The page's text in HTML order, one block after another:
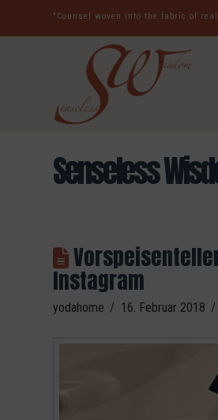
"Counsel woven into the fabric of
Senseless
Instagram
yodahome 16. Februar 2018